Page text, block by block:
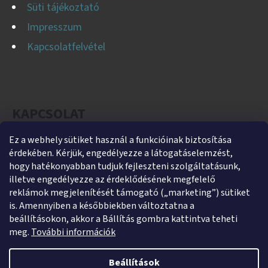
Ez a webhely sütiket használ a funkcióinak biztosítása
érdekében. Kérjük, engedélyezze a látogatáselemzést,
hogy hatékonyabban tudjuk fejleszteni szolgáltatásunk,
illetve engedélyezze az érdeklődésének megfelelő
reklámok megjelenítését támogató („marketing”) sütiket
is. Amennyiben a későbbiekben változtatna a
beállításokon, akkor a Bállítás gombra kattintva teheti
meg. További információk
Beállítások
Süti tájékoztató
Impresszum
Kapcsolatfelvétel
helti@helti.hu
+3679450894
+36305454854
https://www.facebook.com/heltikft
helti_kft